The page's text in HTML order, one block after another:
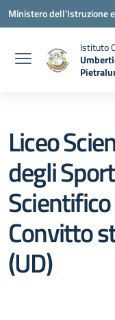
Vai ai contenuti
Vai al menu di navigazione
Vai al footer
Ministero dell'Istruzione
Istituto
Liceo
degli
Convitto
(UD)